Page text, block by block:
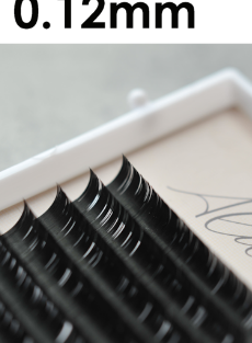
アリシアラッシュ Dカール 0.12mm
¥2,600